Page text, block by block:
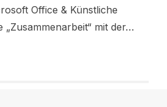
Office & Künstliche
„Zusammenarbeit“ mit der…